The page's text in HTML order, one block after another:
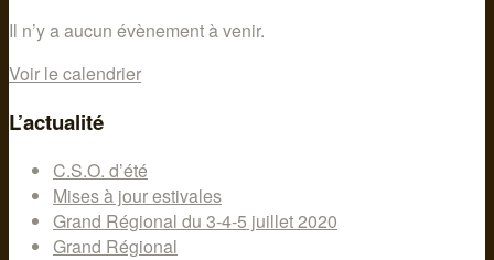
Il n’y a aucun évènement à venir.
Voir le calendrier
L’actualité
C.S.O. d’été
Mises à jour estivales
Grand Régional du 3-4-5 juillet 2020
Grand Régional